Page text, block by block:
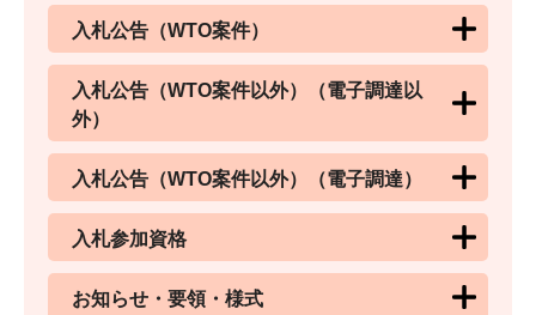
入札公告（WTO案件）
入札公告（WTO案件以外）（電子調達以
外）
入札公告（WTO案件以外）（電子調達）
入札参加資格
お知らせ・要領・様式